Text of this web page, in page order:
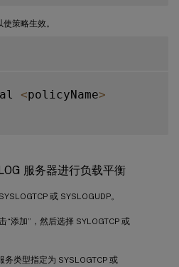
策略生效。
<policyName>
服务器进行负载平衡
或 SYSLOGUDP。
“添加”，然后选择 SYLOGTCP 或
类型指定为 SYSLOGTCP 或